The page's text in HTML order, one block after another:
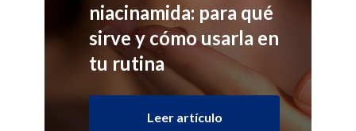
niacinamida: para qué
sirve y cómo usarla en
tu rutina
Leer artículo